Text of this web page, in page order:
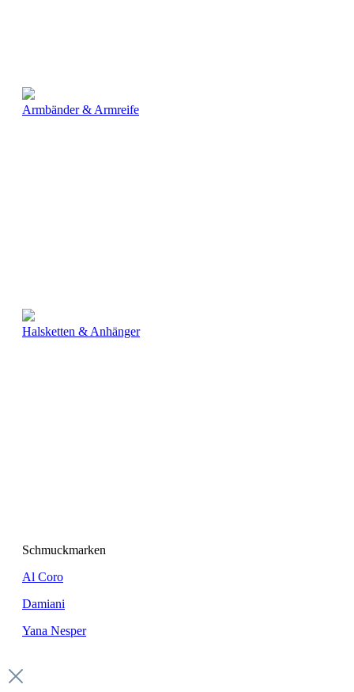
Armbänder & Armreife
Halsketten & Anhänger
Schmuckmarken
Al Coro
Damiani
Yana Nesper